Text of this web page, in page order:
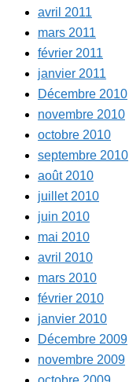
avril 2011
mars 2011
février 2011
janvier 2011
Décembre 2010
novembre 2010
octobre 2010
septembre 2010
août 2010
juillet 2010
juin 2010
mai 2010
avril 2010
mars 2010
février 2010
janvier 2010
Décembre 2009
novembre 2009